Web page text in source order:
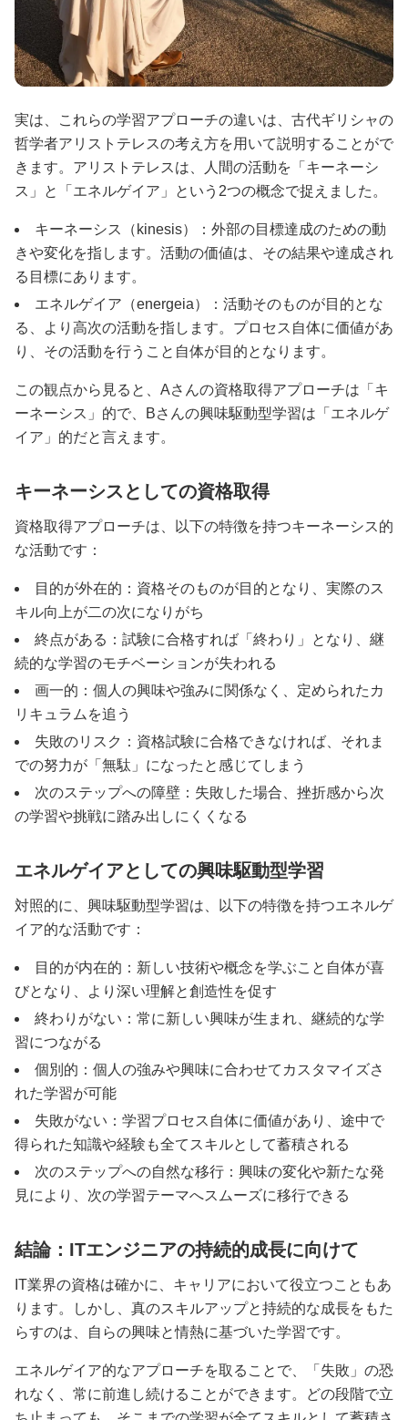
実は、これらの学習アプローチの違いは、古代ギリシャの
哲学者アリストテレスの考え方を用いて説明することがで
きます。アリストテレスは、人間の活動を「キーネーシ
ス」と「エネルゲイア」という2つの概念で捉えました。
キーネーシス（kinesis）：外部の目標達成のための動
きや変化を指します。活動の価値は、その結果や達成され
る目標にあります。
エネルゲイア（energeia）：活動そのものが目的とな
る、より高次の活動を指します。プロセス自体に価値があ
り、その活動を行うこと自体が目的となります。
この観点から見ると、Aさんの資格取得アプローチは「キ
ーネーシス」的で、Bさんの興味駆動型学習は「エネルゲ
イア」的だと言えます。
キーネーシスとしての資格取得
資格取得アプローチは、以下の特徴を持つキーネーシス的
な活動です：
目的が外在的：資格そのものが目的となり、実際のス
キル向上が二の次になりがち
終点がある：試験に合格すれば「終わり」となり、継
続的な学習のモチベーションが失われる
画一的：個人の興味や強みに関係なく、定められたカ
リキュラムを追う
失敗のリスク：資格試験に合格できなければ、それま
での努力が「無駄」になったと感じてしまう
次のステップへの障壁：失敗した場合、挫折感から次
の学習や挑戦に踏み出しにくくなる
エネルゲイアとしての興味駆動型学習
対照的に、興味駆動型学習は、以下の特徴を持つエネルゲ
イア的な活動です：
目的が内在的：新しい技術や概念を学ぶこと自体が喜
びとなり、より深い理解と創造性を促す
終わりがない：常に新しい興味が生まれ、継続的な学
習につながる
個別的：個人の強みや興味に合わせてカスタマイズさ
れた学習が可能
失敗がない：学習プロセス自体に価値があり、途中で
得られた知識や経験も全てスキルとして蓄積される
次のステップへの自然な移行：興味の変化や新たな発
見により、次の学習テーマへスムーズに移行できる
結論：ITエンジニアの持続的成長に向けて
IT業界の資格は確かに、キャリアにおいて役立つこともあ
ります。しかし、真のスキルアップと持続的な成長をもた
らすのは、自らの興味と情熱に基づいた学習です。
エネルゲイア的なアプローチを取ることで、「失敗」の恐
れなく、常に前進し続けることができます。どの段階で立